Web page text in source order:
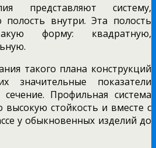
представляют систему,
внутри. Эта полость
форму: квадратную,
такого плана конструкций
значительные показатели
Профильная система
высокую стойкость и вместе с
у обыкновенных изделий до